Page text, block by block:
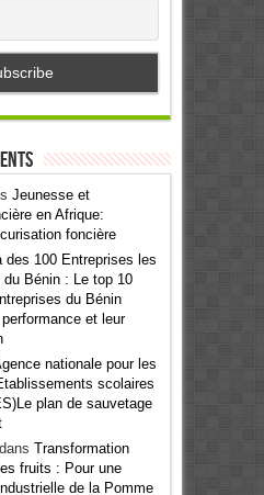
Jeunesse et
en Afrique:
foncière
des 100 Entreprises les
Bénin : Le top 10
du Bénin
et leur
nationale pour les
scolaires
plan de sauvetage
Transformation
fruits : Pour une
de la Pomme